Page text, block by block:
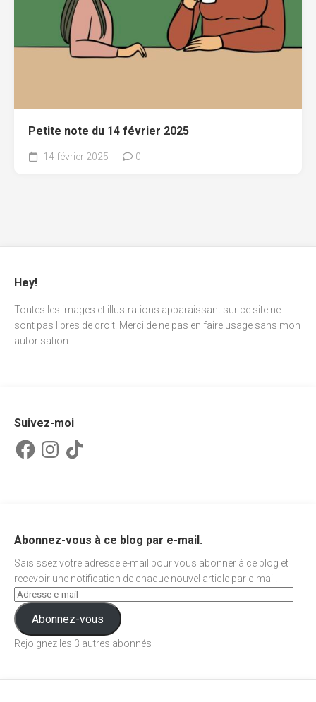
Petite note du 14 février 2025
14 février 2025 0
Hey!
Toutes les images et illustrations apparaissant sur ce site ne
sont pas libres de droit. Merci de ne pas en faire usage sans mon
autorisation.
Suivez-moi
FacebookInstagram
TikTok
Abonnez-vous à ce blog par e-mail.
Saisissez votre adresse e-mail pour vous abonner à ce blog et
recevoir une notification de chaque nouvel article par e-mail.
Abonnez-vous
Rejoignez les 3 autres abonnés